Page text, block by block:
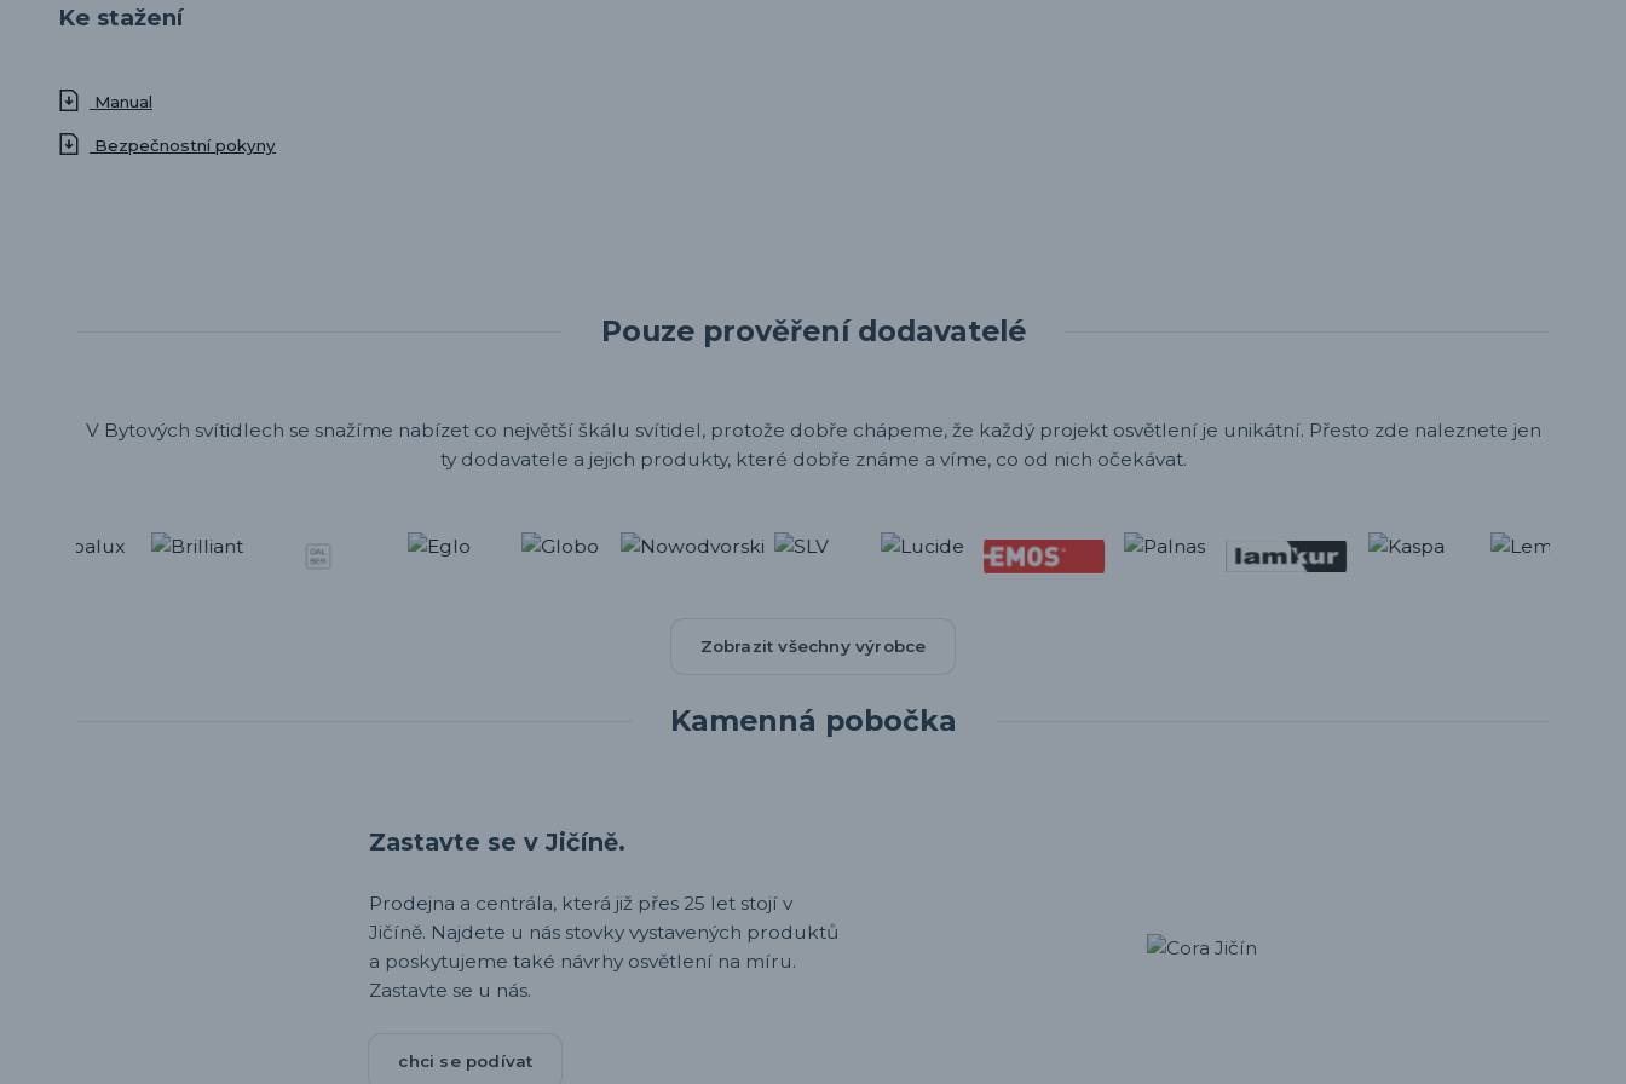
Ke stažení
Manual
Bezpečnostní pokyny
Pouze prověření dodavatelé
V Bytových svítidlech se snažíme nabízet co největší škálu svítidel, protože dobře chápeme, že každý projekt osvětlení je unikátní. Přesto zde naleznete jen
ty dodavatele a jejich produkty, které dobře známe a víme, co od nich očekávat.
Zobrazit všechny výrobce
Kamenná pobočka
Zastavte se v Jičíně.
Prodejna a centrála, která již přes 25 let stojí v
Jičíně. Najdete u nás stovky vystavených produktů
a poskytujeme také návrhy osvětlení na míru.
Zastavte se u nás.
chci se podívat